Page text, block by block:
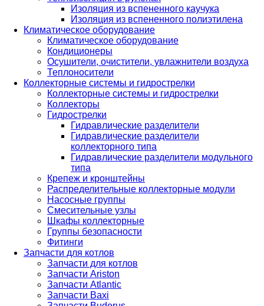
Изоляция из вспененного каучука
Изоляция из вспененного полиэтилена
Климатическое оборудование
Климатическое оборудование
Кондиционеры
Осушители, очистители, увлажнители воздуха
Теплоносители
Коллекторные системы и гидрострелки
Коллекторные системы и гидрострелки
Коллекторы
Гидрострелки
Гидравлические разделители
Гидравлические разделители
коллекторного типа
Гидравлические разделители модульного
типа
Крепеж и кронштейны
Распределительные коллекторные модули
Насосные группы
Смесительные узлы
Шкафы коллекторные
Группы безопасности
Фитинги
Запчасти для котлов
Запчасти для котлов
Запчасти Ariston
Запчасти Atlantic
Запчасти Baxi